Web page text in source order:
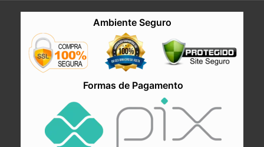
Ambiente Seguro
Formas de Pagamento